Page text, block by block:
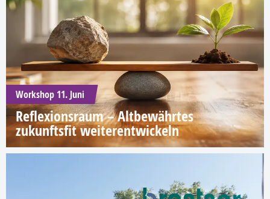
Workshop 11. Juni
Reflexionsraum – Altbewährtes
zukunftsfit weiterentwickeln